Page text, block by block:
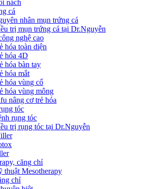
nách
cá
nhân mụn trứng cá
trị mụn trứng cá tại Dr.Nguyễn
nghệ cao
hóa toàn diện
hóa 4D
hóa bàn tay
hóa mắt
hóa vùng cổ
hóa vùng mông
nâng cơ trẻ hóa
tóc
rụng tóc
trị rụng tóc tại Dr.Nguyễn
căng chỉ
thuật Mesotherapy
chỉ